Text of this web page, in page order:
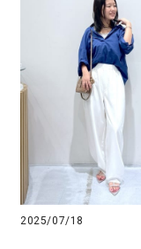
2025/07/18